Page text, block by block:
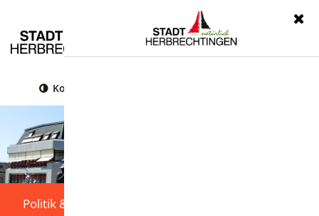
Kontrast
Politik & Verwaltung